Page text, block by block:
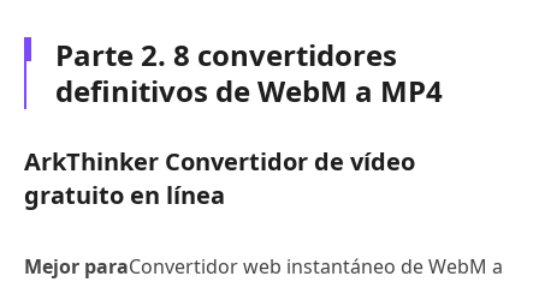
Parte 2. 8 convertidores
definitivos de WebM a MP4
ArkThinker Convertidor de vídeo
gratuito en línea
Mejor paraConvertidor web instantáneo de WebM a